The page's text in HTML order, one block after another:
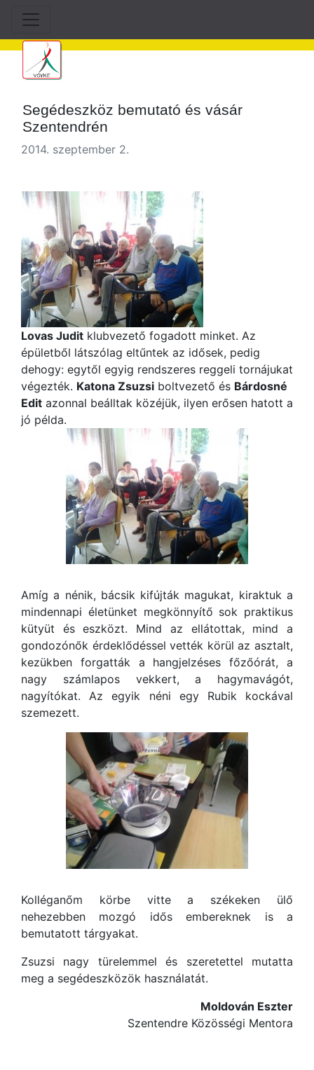
Segédeszköz bemutató és vásár
Szentendrén
2014. szeptember 2.
Lovas Judit klubvezető fogadott minket. Az
épületből látszólag eltűntek az idősek, pedig
dehogy: egytől egyig rendszeres reggeli tornájukat
végezték. Katona Zsuzsi boltvezető és Bárdosné
Edit azonnal beálltak közéjük, ilyen erősen hatott a
jó példa.
Amíg a nénik, bácsik kifújták magukat, kiraktuk a
mindennapi életünket megkönnyítő sok praktikus
kütyüt és eszközt. Mind az ellátottak, mind a
gondozónők érdeklődéssel vették körül az asztalt,
kezükben forgatták a hangjelzéses főzőórát, a
nagy számlapos vekkert, a hagymavágót,
nagyítókat. Az egyik néni egy Rubik kockával
szemezett.
Kolléganőm körbe vitte a székeken ülő
nehezebben mozgó idős embereknek is a
bemutatott tárgyakat.
Zsuzsi nagy türelemmel és szeretettel mutatta
meg a segédeszközök használatát.
Moldován Eszter
Szentendre Közösségi Mentora